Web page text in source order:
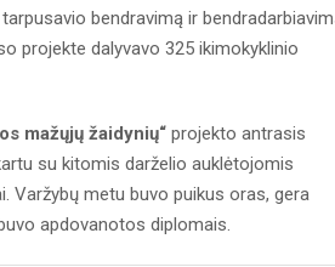
bendravimą ir
projekte dalyvavo 325 ikimokyklinio
mažųjų žaidynių“ projekto antrasis
su kitomis darželio auklėtojomis
Varžybų metu buvo puikus oras, gera
apdovanotos diplomais.